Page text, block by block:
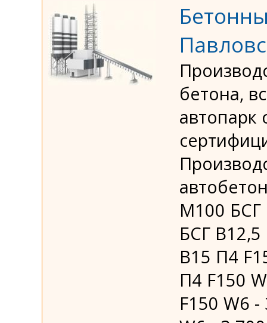
бетона,
автопарк
М100 БСГ
БСГ
В15 П4
П4 F150
F150 W6